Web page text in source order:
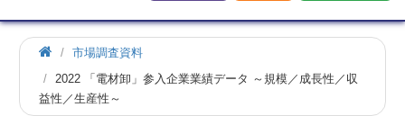
市場調査資料
2022 「電材卸」参入企業業績データ ～規模／成長性／収
益性／生産性～